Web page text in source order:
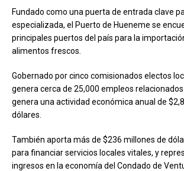
Fundado como una puerta de entrada clave
especializada, el Puerto de Hueneme se
principales puertos del país para la
alimentos frescos.
Gobernado por cinco comisionados electos
genera cerca de 25,000 empleos
genera una actividad económica anual de
dólares.
También aporta más de $236 millones de
para financiar servicios locales vitales, y
ingresos en la economía del Condado de